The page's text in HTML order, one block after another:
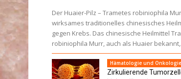
Der Huaier-Pilz – Trametes robiniophila
wirksames traditionelles chinesisches
gegen Krebs. Das chinesische Heilmittel
robiniophila Murr, auch als Huaier
Hämatologie und Onkologie
Zirkulierende